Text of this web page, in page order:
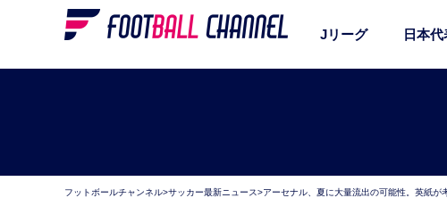
Jリーグ 日本代
フットボールチャンネル>サッカー最新ニュース>アーセナル、夏に大量流出の可能性。英紙が